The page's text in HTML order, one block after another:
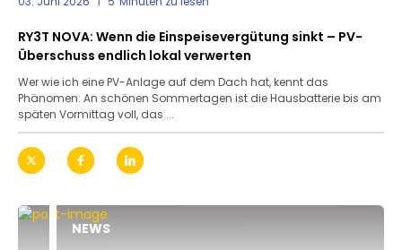
RY3T NOVA: Wenn die Einspeisevergütung sinkt – PV-
Überschuss endlich lokal verwerten
Wer wie ich eine PV-Anlage auf dem Dach hat, kennt das
Phänomen: An schönen Sommertagen ist die Hausbatterie bis am
späten Vormittag voll, das ...
NEWS